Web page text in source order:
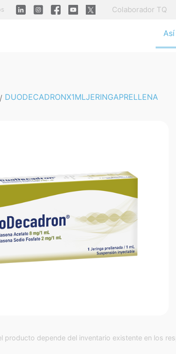
Colaborador TQ
DUODECADRONX1MLJERINGAPRELLENA
producto depende del inventario existente en los